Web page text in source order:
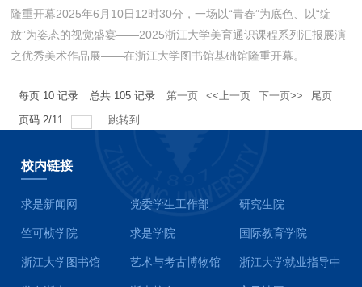
隆重开幕2025年6月10日12时30分，一场以“青春”为底色、以“绽
放”为姿态的视觉盛宴——2025浙江大学美育通识课程系列汇报展演
之优秀美术作品展——在浙江大学图书馆基础馆隆重开幕。
每页 10 记录 总共 105 记录 第一页 <<上一页 下一页>>
尾页
页码 2/11 跳转到
校内链接
求是新闻网 党委学生工作部 研究生院
竺可桢学院 求是学院 国际教育学院
浙江大学图书馆 艺术与考古博物馆 浙江大学就业指导中